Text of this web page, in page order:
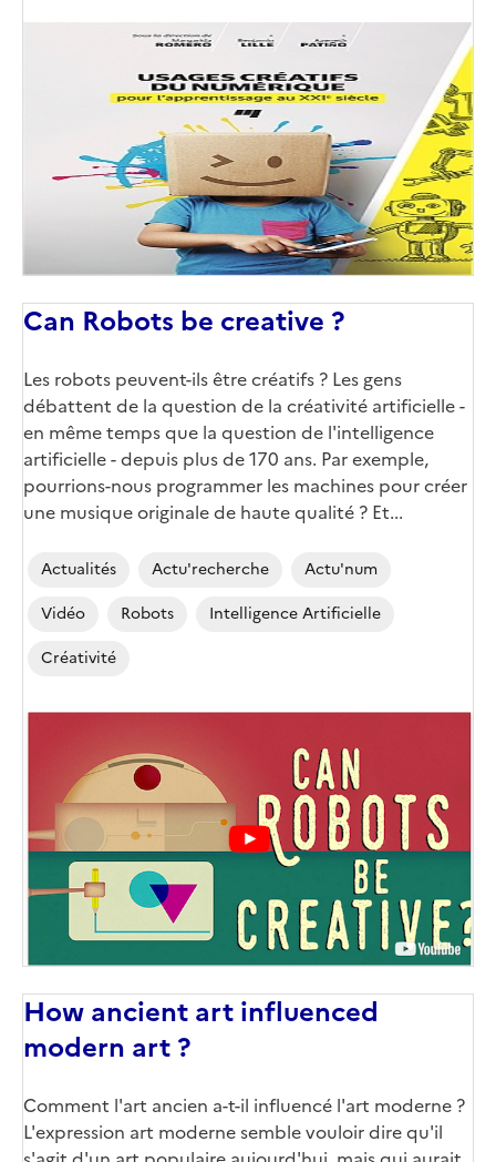
Can Robots be creative ?
Les robots peuvent-ils être créatifs ? Les gens
débattent de la question de la créativité artificielle -
en même temps que la question de l'intelligence
artificielle - depuis plus de 170 ans. Par exemple,
pourrions-nous programmer les machines pour créer
une musique originale de haute qualité ? Et...
Actualités Actu'recherche
Actu'num
Vidéo
Robots
Intelligence Artificielle
Créativité
How ancient art influenced
modern art ?
Comment l'art ancien a-t-il influencé l'art moderne ?
L'expression art moderne semble vouloir dire qu'il